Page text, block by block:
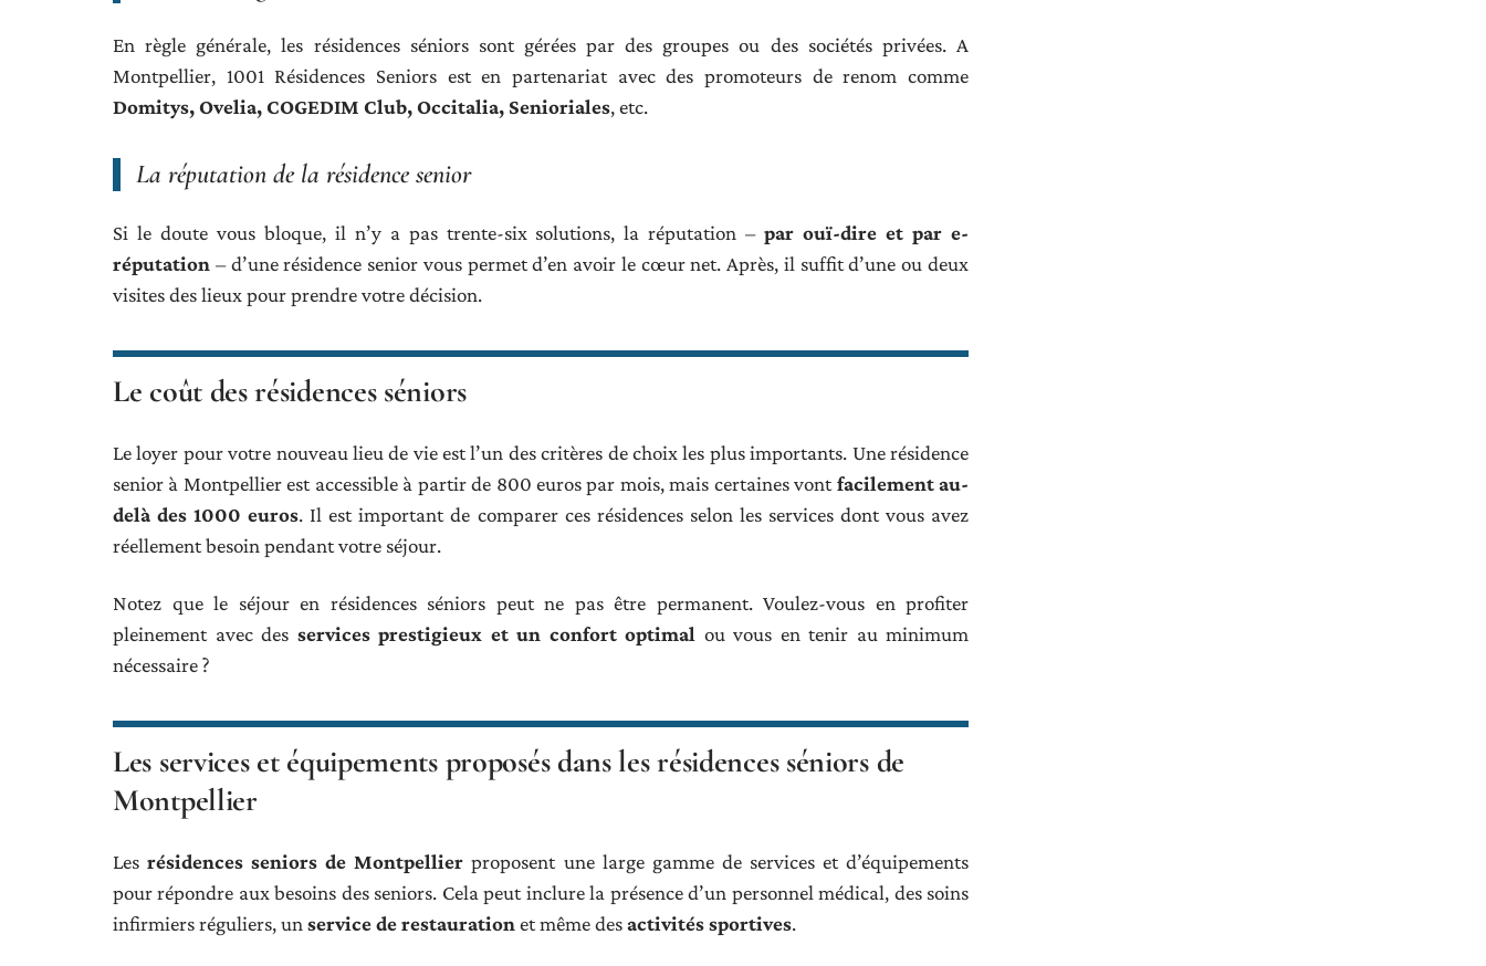
En règle générale, les résidences séniors sont gérées par des groupes ou des sociétés privées. A
Montpellier, 1001 Résidences Seniors est en partenariat avec des promoteurs de renom comme
Domitys, Ovelia, COGEDIM Club, Occitalia, Senioriales, etc.
La réputation de la résidence senior
Si le doute vous bloque, il n’y a pas trente-six solutions, la réputation –par ouï-dire et par e-
réputation – d’une résidence senior vous permet d’en avoir le cœur net. Après, il suffit d’une ou deux
visites des lieux pour prendre votre décision.
Le coût des résidences séniors
Le loyer pour votre nouveau lieu de vie est l’un des critères de choix les plus importants. Une résidence
senior à Montpellier est accessible à partir de 800 euros par mois, mais certaines vontfacilement au-
delà des 1000 euros. Il est important de comparer ces résidences selon les services dont vous avez
réellement besoin pendant votre séjour.
Notez que le séjour en résidences séniors peut ne pas être permanent. Voulez-vous en profiter
pleinement avec des services prestigieux et un confort optimal ou vous en tenir au minimum
nécessaire ?
Les services et équipements proposés dans les résidences séniors de
Montpellier
Lesrésidences seniors de Montpellier proposent une large gamme de services et d’équipements
pour répondre aux besoins des seniors. Cela peut inclure la présence d’un personnel médical, des soins
infirmiers réguliers, un service de restauration et même desactivités sportives.